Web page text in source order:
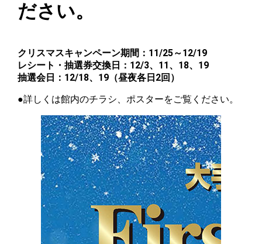
ださい。
クリスマスキャンペーン期間：11/25～12/19
レシート・抽選券交換日：12/3、11、18、19
抽選会日：12/18、19（昼夜各日2回）
●詳しくは館内のチラシ、ポスターをご覧ください。